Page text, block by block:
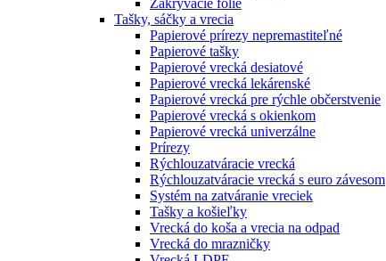
Tašky, sáčky a vrecia
Papierové prírezy nepremastiteľné
Papierové tašky
Papierové vrecká desiatové
Papierové vrecká lekárenské
Papierové vrecká pre rýchle občerstvenie
Papierové vrecká s okienkom
Papierové vrecká univerzálne
Prírezy
Rýchlouzatváracie vrecká
Rýchlouzatváracie vrecká s euro závesom
Systém na zatváranie vreciek
Tašky a košieľky
Vrecká do koša a vrecia na odpad
Vrecká do mrazničky